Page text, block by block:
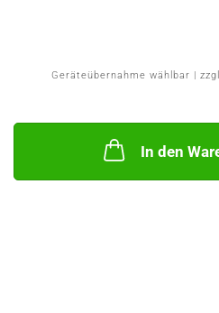
Geräteübernahme wählbar |
In den